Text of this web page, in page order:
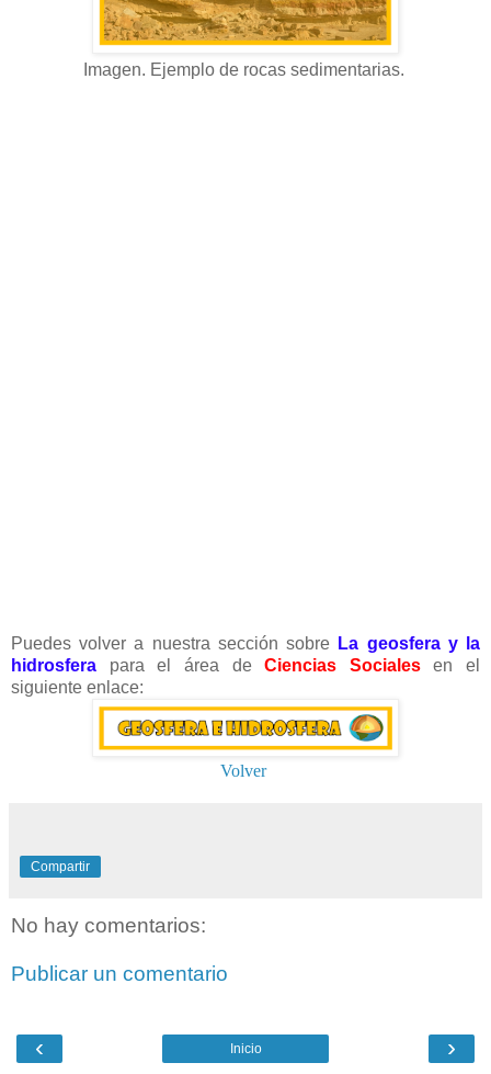
Imagen. Ejemplo de rocas sedimentarias.
Puedes volver a nuestra sección sobre La geosfera y la
hidrosfera para el área deCiencias Socialesen el
siguiente enlace:
Volver
Compartir
No hay comentarios:
Publicar un comentario
‹ ›
Inicio